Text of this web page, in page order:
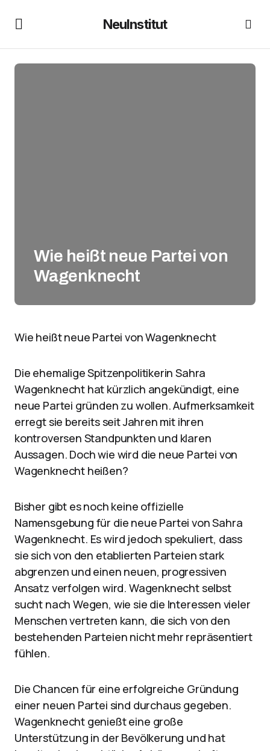
NeuInstitut
Wie heißt neue Partei von
Wagenknecht
Wie heißt neue Partei von Wagenknecht
Die ehemalige Spitzenpolitikerin Sahra
Wagenknecht hat kürzlich angekündigt, eine
neue Partei gründen zu wollen. Aufmerksamkeit
erregt sie bereits seit Jahren mit ihren
kontroversen Standpunkten und klaren
Aussagen. Doch wie wird die neue Partei von
Wagenknecht heißen?
Bisher gibt es noch keine offizielle
Namensgebung für die neue Partei von Sahra
Wagenknecht. Es wird jedoch spekuliert, dass
sie sich von den etablierten Parteien stark
abgrenzen und einen neuen, progressiven
Ansatz verfolgen wird. Wagenknecht selbst
sucht nach Wegen, wie sie die Interessen vieler
Menschen vertreten kann, die sich von den
bestehenden Parteien nicht mehr repräsentiert
fühlen.
Die Chancen für eine erfolgreiche Gründung
einer neuen Partei sind durchaus gegeben.
Wagenknecht genießt eine große
Unterstützung in der Bevölkerung und hat